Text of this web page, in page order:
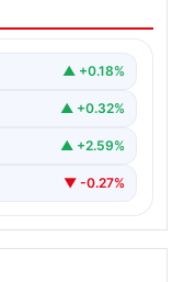
Muhabbet
bir biçimde
▲ +0.18%
▲ +0.32%
▲ +2.59%
▼ -0.27%